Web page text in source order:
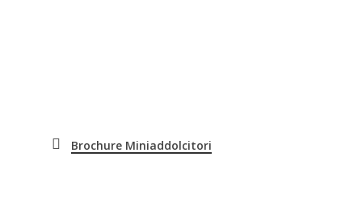
Brochure Miniaddolcitori